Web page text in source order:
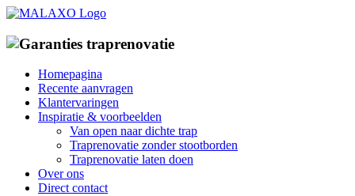
Ga
inhoud
Homepagina
Recente aanvragen
Klantervaringen
Inspiratie & voorbeelden
Van open naar dichte trap
Traprenovatie zonder stootborden
Traprenovatie laten doen
Over ons
Direct contact